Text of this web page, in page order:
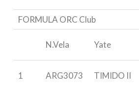
FORMULA ORC Club
N.Vela Yate
1 ARG3073 TIMIDO II